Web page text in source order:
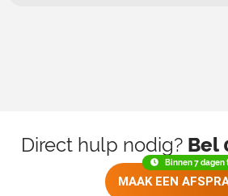
Direct hulp nodig? Bel
MAAK EEN
Binnen 7